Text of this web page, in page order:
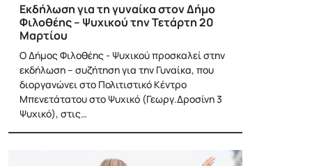
Εκδήλωση για τη γυναίκα στον Δήμο
Φιλοθέης – Ψυχικού την Τετάρτη 20
Μαρτίου
Ο Δήμος Φιλοθέης - Ψυχικού προσκαλεί στην
εκδήλωση – συζήτηση για την Γυναίκα, που
διοργανώνει στο Πολιτιστικό Κέντρο
Μπενετάτατου στο Ψυχικό (Γεωργ.Δροσίνη 3
Ψυχικό), στις…